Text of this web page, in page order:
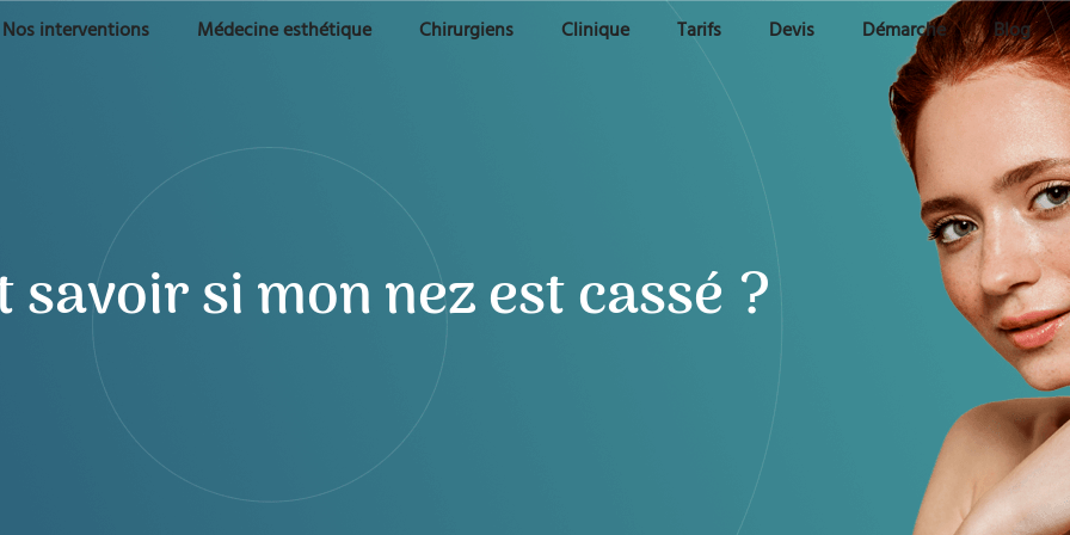
Nos interventions Médecine esthétique Chirurgiens Clinique Tarifs Devis Démarche Blog
savoir si mon nez est cassé ?